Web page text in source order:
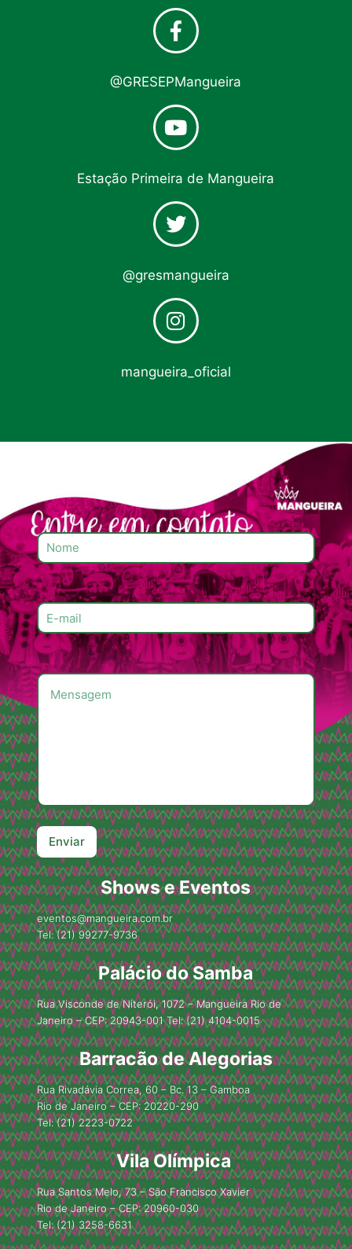
@GRESEPMangueira
Estação Primeira de Mangueira
@gresmangueira
mangueira_oficial
Shows e Eventos
eventos@mangueira.com.br
Tel: (21) 99277-9736
Palácio do Samba
Rua Visconde de Niterói, 1072 – Mangueira Rio de
Janeiro – CEP: 20943-001 Tel: (21) 4104-0015
Barracão de Alegorias
Rua Rivadávia Correa, 60 – Bc. 13 – Gamboa
Rio de Janeiro – CEP: 20220-290
Tel: (21) 2223-0722
Vila Olímpica
Rua Santos Melo, 73 – São Francisco Xavier
Rio de Janeiro – CEP: 20960-030
Tel: (21) 3258-6631